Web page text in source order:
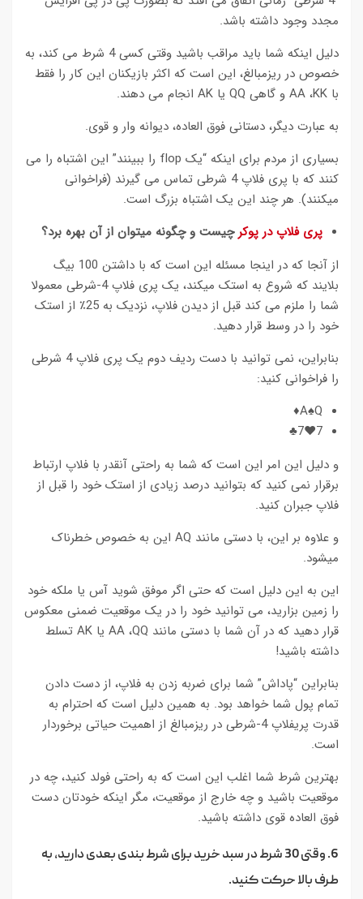
مجدد وجود داشته باشد.
دلیل اینکه شما باید مراقب باشید وقتی کسی 4 شرط می کند، به
خصوص در ریزمبالغ، این است که اکثر بازیکنان این کار را فقط
با AA ،KK و گاهی QQ یا AK انجام می دهند.
به عبارت دیگر، دستانی فوق العاده، دیوانه وار و قوی.
بسیاری از مردم برای اینکه “یک flop را ببینند” این اشتباه را می
کنند که با پری فلاپ 4 شرطی تماس می گیرند (فراخوانی
میکنند). هر چند این یک اشتباه بزرگ است.
پری فلاپ در پوکر چیست و چگونه میتوان از آن بهره برد؟
از آنجا که در اینجا مسئله این است که با داشتن 100 بیگ
بلایند که شروع به استک میکند، یک پری فلاپ 4-شرطی معمولا
شما را ملزم می کند قبل از دیدن فلاپ، نزدیک به 25٪ از استک
خود را در وسط قرار دهید.
بنابراین، نمی توانید با دست ردیف دوم یک پری فلاپ 4 شرطی
را فراخوانی کنید:
A♠Q♦
7♥7♣
و دلیل این امر این است که شما به راحتی آنقدر با فلاپ ارتباط
برقرار نمی کنید که بتوانید درصد زیادی از استک خود را قبل از
فلاپ جبران کنید.
و علاوه بر این، با دستی مانند AQ این به خصوص خطرناک
میشود.
این به این دلیل است که حتی اگر موفق شوید آس یا ملکه خود
را زمین بزارید، می توانید خود را در یک موقعیت ضمنی معکوس
قرار دهید که در آن شما با دستی مانند AA ،QQ یا AK تسلط
داشته باشید!
بنابراین “پاداش” شما برای ضربه زدن به فلاپ، از دست دادن
تمام پول شما خواهد بود. به همین دلیل است که احترام به
قدرت پریفلاپ 4-شرطی در ریزمبالغ از اهمیت حیاتی برخوردار
است.
بهترین شرط شما اغلب این است که به راحتی فولد کنید، چه در
موقعیت باشید و چه خارج از موقعیت، مگر اینکه خودتان دست
فوق العاده قوی داشته باشید.
6. وقتی 30 شرط در سبد خرید برای شرط بندی بعدی دارید، به
طرف بالا حرکت کنید.